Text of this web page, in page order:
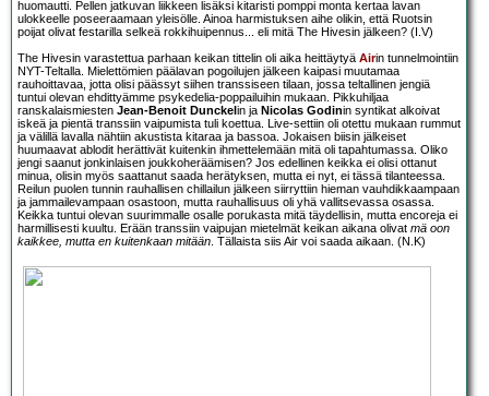
huomautti. Pellen jatkuvan liikkeen lisäksi kitaristi pomppi monta kertaa lavan
ulokkeelle poseeraamaan yleisölle. Ainoa harmistuksen aihe olikin, että Ruotsin
poijat olivat festarilla selkeä rokkihuipennus... eli mitä The Hivesin jälkeen? (I.V)
The Hivesin varastettua parhaan keikan tittelin oli aika heittäytyä Airin tunnelmointiin
NYT-Teltalla. Mielettömien päälavan pogoilujen jälkeen kaipasi muutamaa
rauhoittavaa, jotta olisi päässyt siihen transsiseen tilaan, jossa teltallinen jengiä
tuntui olevan ehdittyämme psykedelia-poppailuihin mukaan. Pikkuhiljaa
ranskalaismiesten Jean-Benoit Dunckel in ja Nicolas Godinin syntikat alkoivat
iskeä ja pientä transsiin vaipumista tuli koettua. Live-settiin oli otettu mukaan rummut
ja välillä lavalla nähtiin akustista kitaraa ja bassoa. Jokaisen biisin jälkeiset
huumaavat ablodit herättivät kuitenkin ihmettelemään mitä oli tapahtumassa. Oliko
jengi saanut jonkinlaisen joukkoheräämisen? Jos edellinen keikka ei olisi ottanut
minua, olisin myös saattanut saada herätyksen, mutta ei nyt, ei tässä tilanteessa.
Reilun puolen tunnin rauhallisen chillailun jälkeen siirryttiin hieman vauhdikkaampaan
ja jammailevampaan osastoon, mutta rauhallisuus oli yhä vallitsevassa osassa.
Keikka tuntui olevan suurimmalle osalle porukasta mitä täydellisin, mutta encoreja ei
harmillisesti kuultu. Erään transsiin vaipujan mietelmät keikan aikana olivat mä oon
kaikkee, mutta en kuitenkaan mitään. Tällaista siis Air voi saada aikaan. (N.K)